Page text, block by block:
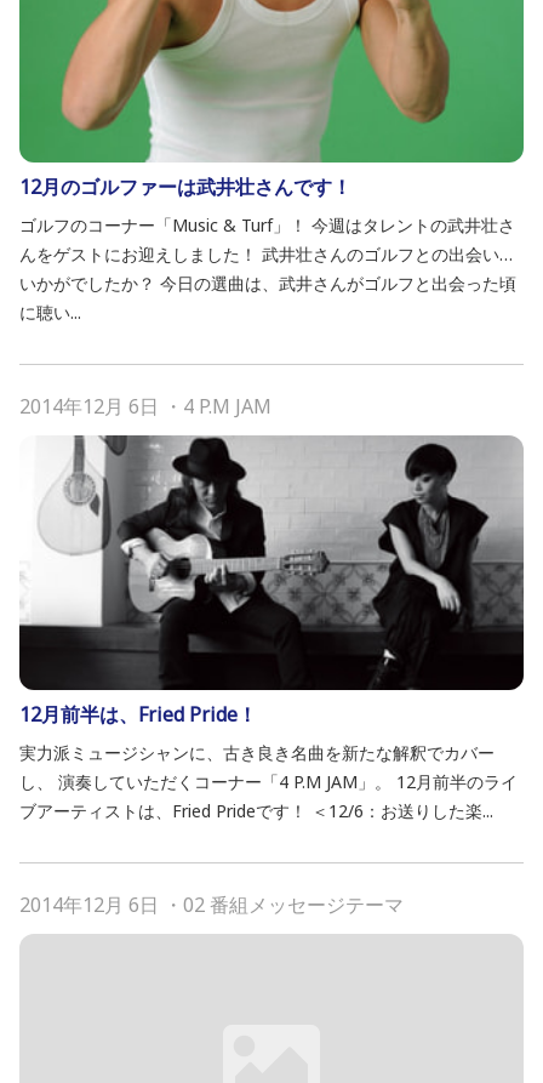
12月のゴルファーは武井壮さんです！
ゴルフのコーナー「Music & Turf」！ 今週はタレントの武井壮さ
んをゲストにお迎えしました！ 武井壮さんのゴルフとの出会い…
いかがでしたか？ 今日の選曲は、武井さんがゴルフと出会った頃
に聴い...
2014年12月 6日 ・ 4 P.M JAM
12月前半は、Fried Pride！
実力派ミュージシャンに、古き良き名曲を新たな解釈でカバー
し、 演奏していただくコーナー「4 P.M JAM」。 12月前半のライ
ブアーティストは、Fried Prideです！ ＜12/6：お送りした楽...
2014年12月 6日 ・ 02 番組メッセージテーマ